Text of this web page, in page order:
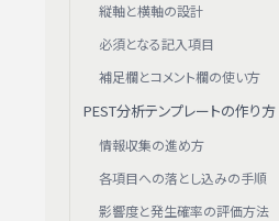
縦軸と横軸の設計
必須となる記入項目
補足欄とコメント欄の使い方
PEST分析テンプレートの作り方
情報収集の進め方
各項目への落とし込みの手順
影響度と発生確率の評価方法